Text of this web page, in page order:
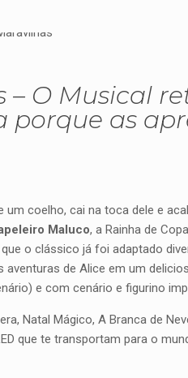
– O Musical
porque as
coelho, cai na toca dele e
Maluco, a Rainha de
o clássico já foi adaptado
de Alice em um
e com cenário e figurino
Natal Mágico, A Branca de
que te transportam para o